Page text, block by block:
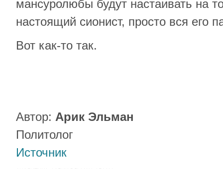
мансуролюбы будут настаивать на
настоящий сионист, просто вся его
Вот как-то так.
Автор: Арик Эльман
Политолог
Источник